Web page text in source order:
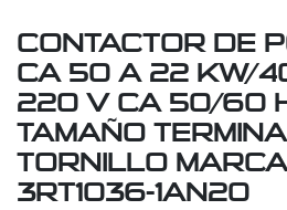
CONTACTOR DE
CA 50 A 22 KW/
220 V CA 50/60
TAMAÑO
TORNILLO
3RT1036-1AN20